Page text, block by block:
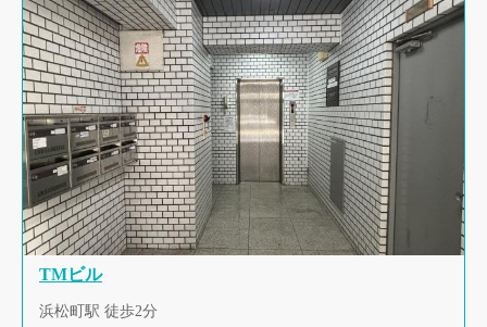
TMビル
浜松町駅 徒歩2分